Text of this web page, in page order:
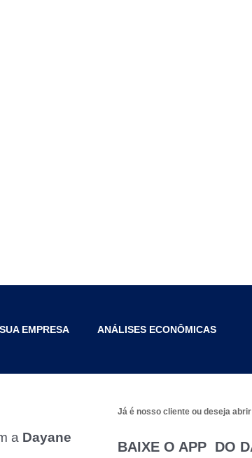
EMPRESA ANÁLISES ECONÔMICAS
a Dayane
Já é nosso cliente ou deseja
BAIXE O APP DO